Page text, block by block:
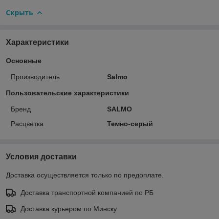
Скрыть
Характеристики
Основные
Производитель Salmo
Пользовательские характеристики
Бренд
SALMO
Расцветка
Темно-серый
Условия доставки
Доставка осуществляется только по предоплате.
Доставка транспортной компанией по РБ
Доставка курьером по Минску